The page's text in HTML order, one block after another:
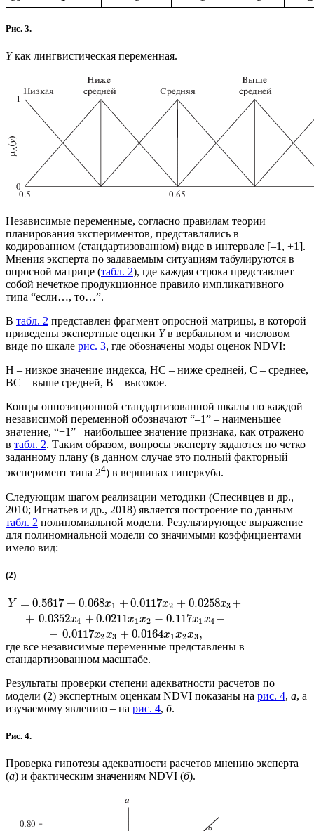
Рис. 3.
Yкак лингвистическая переменная.
Независимые переменные, согласно правилам теории
планирования экспериментов, представлялись в
кодированном (стандартизованном) виде в интервале [–1, +1].
Мнения эксперта по задаваемым ситуациям табулируются в
опросной матрице (табл. 2), где каждая строка представляет
собой нечеткое продукционное правило импликативного
типа “если…, то…”.
В табл. 2 представлен фрагмент опросной матрицы, в которой
приведены экспертные оценки Yв вербальном и числовом
виде по шкале рис. 3, где обозначены моды оценок NDVI:
Н – низкое значение индекса, НС – ниже средней, С – среднее,
ВС – выше средней, В – высокое.
Концы оппозиционной стандартизованной шкалы по каждой
независимой переменной обозначают “–1” – наименьшее
значение, “+1” –наибольшее значение признака, как отражено
в табл. 2. Таким образом, вопросы эксперту задаются по четко
заданному плану (в данном случае это полный факторный
эксперимент типа 24) в вершинах гиперкуба.
Следующим шагом реализации методики (Спесивцев и др.,
2010; Игнатьев и др., 2018) является построение по данным
табл. 2 полиномиальной модели. Результирующее выражение
для полиномиальной модели со значимыми коэффициентами
имело вид:
(2)
Y = 0.5617 + 0.068x1 + 0.0117x2 + 0.0258x3 +
+ 0.0352x4 + 0.0211x1x2 − 0.117x1 x4 −
− 0.0117x2x3 + 0.0164x1x2x3,
где все независимые переменные представлены в
стандартизованном масштабе.
Результаты проверки степени адекватности расчетов по
модели (2) экспертным оценкам NDVI показаны на рис. 4, а, а
изучаемому явлению – на рис. 4, б.
Рис. 4.
Проверка гипотезы адекватности расчетов мнению эксперта
(а) и фактическим значениям NDVI (б).